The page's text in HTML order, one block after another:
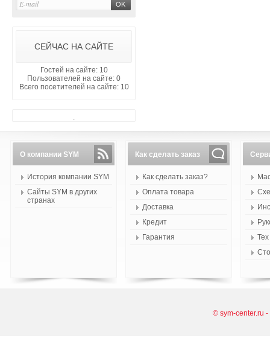
СЕЙЧАС НА САЙТЕ
Гостей на сайте: 10
Пользователей на сайте: 0
Всего посетителей на сайте: 10
.
О компании SYM
История компании SYM
Сайты SYM в других
странах
Как сделать заказ
Как сделать заказ?
Оплата товара
Доставка
Кредит
Гарантия
© sym-center.ru -